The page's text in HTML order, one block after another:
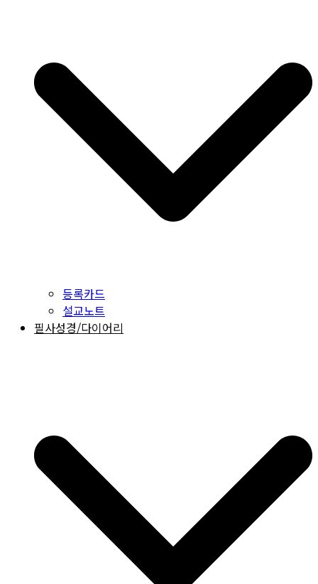
등록카드
설교노트
필사성경/다이어리